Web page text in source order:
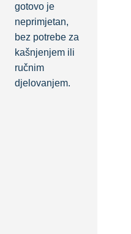
gotovo je
neprimjetan,
bez potrebe za
kašnjenjem ili
ručnim
djelovanjem.